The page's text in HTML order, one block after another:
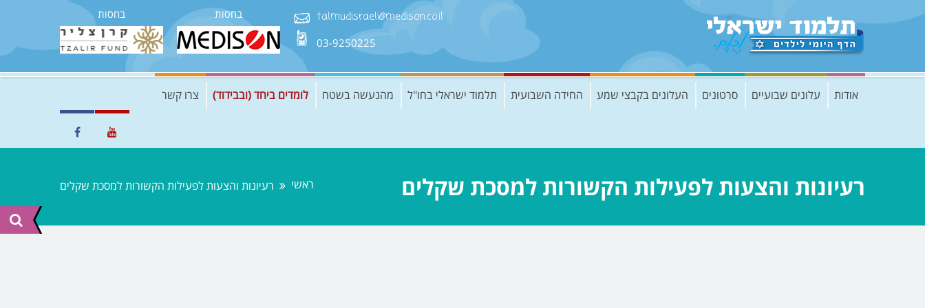
בחסות בחסות talmudisraeli@medison.co.il
03-9250225
אודות עלונים שבועיים סרטונים העלונים בקבצי שמע החידה השבועית תלמוד ישראלי בחו"ל מהנעשה בשטח לומדים ביחד (ובבידוד) צרו קשר
רעיונות והצעות לפעילות הקשורות למסכת שקלים ראשי רעיונות והצעות לפעילות הקשורות למסכת שקלים